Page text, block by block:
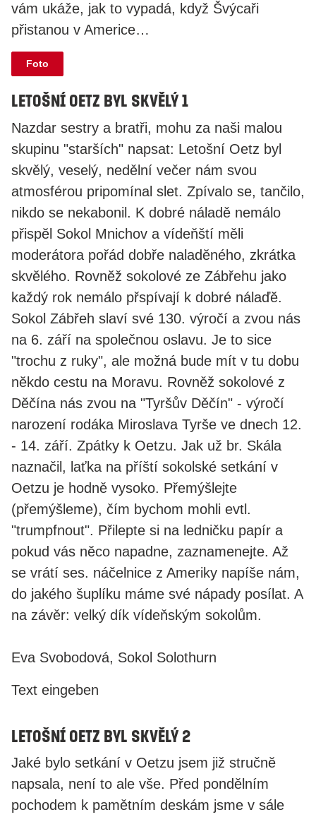
vám ukáže, jak to vypadá, když Švýcaři
přistanou v Americe…
Foto
Letošní Oetz byl skvělý 1
​Nazdar sestry a bratři, mohu za naši malou
skupinu "starších" napsat: Letošní Oetz byl
skvělý, veselý, nedělní večer nám svou
atmosférou pripomínal slet. Zpívalo se, tančilo,
nikdo se nekabonil. K dobré náladě nemálo
přispĕl Sokol Mnichov a vídeňští měli
moderátora pořád dobře naladĕného, zkrátka
skvĕlého. Rovnĕž sokolové ze Zábřehu jako
každý rok nemálo přspívají k dobré nálaďĕ.
Sokol Zábřeh slaví své 130. výročí a zvou nás
na 6. září na společnou oslavu. Je to sice
"trochu z ruky", ale možná bude mít v tu dobu
nĕkdo cestu na Moravu. Rovněž sokolové z
Dĕčína nás zvou na "Tyršův Děčín" - výročí
narození rodáka Miroslava Tyrše ve dnech 12.
- 14. září. Zpátky k Oetzu. Jak už br. Skála
naznačil, laťka na příští sokolské setkání v
Oetzu je hodně vysoko. Přemýšlejte
(přemýšleme), čím bychom mohli evtl.
"trumpfnout". Přilepte si na ledničku papír a
pokud vás nĕco napadne, zaznamenejte. Až
se vrátí ses. náčelnice z Ameriky napíše nám,
do jakého šuplíku máme své nápady posílat. A
na závěr: velký dík vídeňským sokolům.
Eva Svobodová, Sokol Solothurn
Text eingeben
Letošní Oetz byl skvělý 2
​Jaké bylo setkání v Oetzu jsem již stručnĕ
napsala, není to ale vše. Před pondělním
pochodem k pamětním deskám jsme v sále